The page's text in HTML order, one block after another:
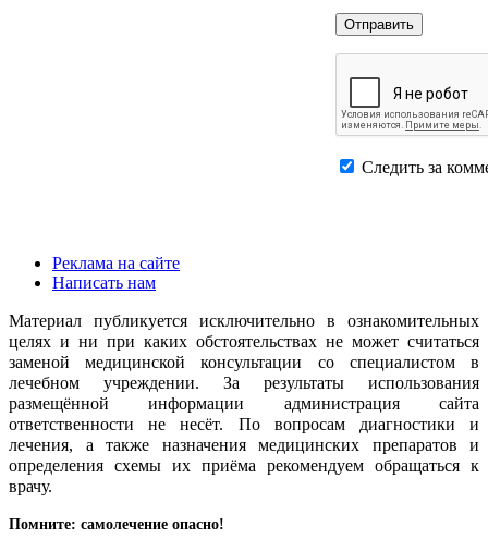
Следить за
Реклама на сайте
Написать нам
Материал публикуется исключительно в ознакомительных
целях и ни при каких обстоятельствах не может считаться
заменой медицинской консультации со специалистом в
лечебном учреждении. За результаты использования
размещённой информации администрация сайта
ответственности не несёт. По вопросам диагностики и
лечения, а также назначения медицинских препаратов и
определения схемы их приёма рекомендуем обращаться к
врачу.
Помните: самолечение опасно!